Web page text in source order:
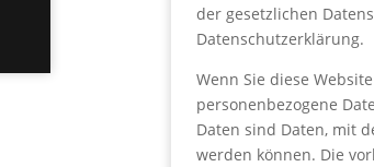
der gesetzlichen
Datenschutzerklärung.
Wenn Sie diese
personenbezogene
Daten sind Daten, mit
werden können. Die